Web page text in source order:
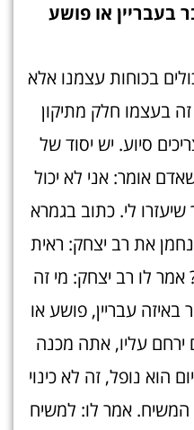
או פושע
בכוחות עצמנו אלא
זה בעצמו חלק מתיקון
סיוע. יש יסוד של
אומר: אני לא יכול
לי. כתוב בגמרא
את רב יצחק: ראית
אמר לו רב יצחק: מי זה
עבריין, פושע או
ירחם עליו, אתה מכנה
הוא נופל, זה לא כינוי
אמר לו: למשיח